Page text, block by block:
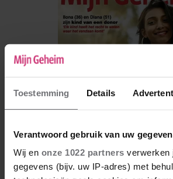
Toestemming Details
Verantwoord gebruik van uw
Wij en onze 1022 partners verwerken
gegevens (bijv. uw IP-adres) met
De nieuwe Mijn Geheim ligt nu